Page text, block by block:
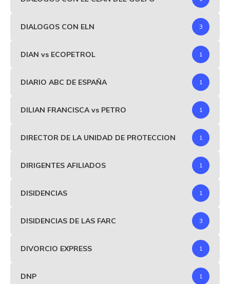
DIALOGOS CON ELN 3
DIAN vs ECOPETROL 1
DIARIO ABC DE ESPAÑA 1
DILIAN FRANCISCA vs PETRO 1
DIRECTOR DE LA UNIDAD DE PROTECCION 1
DIRIGENTES AFILIADOS 1
DISIDENCIAS 1
DISIDENCIAS DE LAS FARC 3
DIVORCIO EXPRESS 1
DNP 1